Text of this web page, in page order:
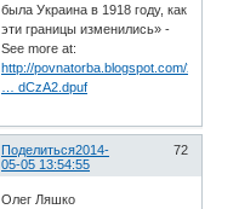
была Украина в 1918 году, как
эти границы изменились» -
See more at:
http://povnatorba.blogspot.com/2014/03/
… dCzA2.dpuf
Поделиться 72
2014-
05-05 13:54:55
Олег Ляшко